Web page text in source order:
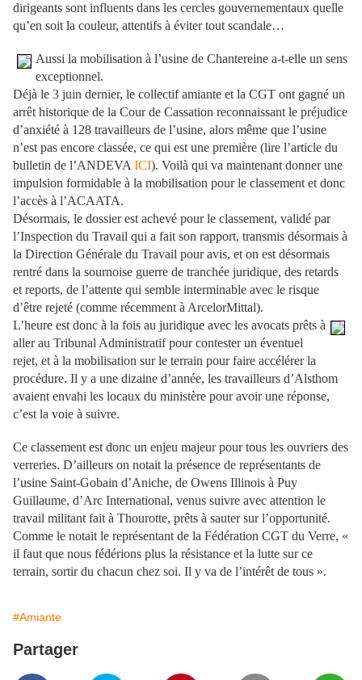
dirigeants sont influents dans les cercles gouvernementaux quelle
qu’en soit la couleur, attentifs à éviter tout scandale…
Aussi la mobilisation à l’usine de Chantereine a-t-elle un sens
exceptionnel.
Déjà le 3 juin dernier, le collectif amiante et la CGT ont gagné un
arrêt historique de la Cour de Cassation reconnaissant le préjudice
d’anxiété à 128 travailleurs de l’usine, alors même que l’usine
n’est pas encore classée, ce qui est une première (lire l’article du
bulletin de l’ANDEVA ICI). Voilà qui va maintenant donner une
impulsion formidable à la mobilisation pour le classement et donc
l’accès à l’ACAATA.
Désormais, le dossier est achevé pour le classement, validé par
l’Inspection du Travail qui a fait son rapport, transmis désormais à
la Direction Générale du Travail pour avis, et on est désormais
rentré dans la sournoise guerre de tranchée juridique, des retards
et reports, de l’attente qui semble interminable avec le risque
d’être rejeté (comme récemment à ArcelorMittal).
L’heure est donc à la fois au juridique avec les avocats prêts à
aller au Tribunal Administratif pour contester un éventuel
rejet, et à la mobilisation sur le terrain pour faire accélérer la
procédure. Il y a une dizaine d’année, les travailleurs d’Alsthom
avaient envahi les locaux du ministère pour avoir une réponse,
c’est la voie à suivre.
Ce classement est donc un enjeu majeur pour tous les ouvriers des
verreries. D’ailleurs on notait la présence de représentants de
l’usine Saint-Gobain d’Aniche, de Owens Illinois à Puy
Guillaume, d’Arc International, venus suivre avec attention le
travail militant fait à Thourotte, prêts à sauter sur l’opportunité.
Comme le notait le représentant de la Fédération CGT du Verre, «
il faut que nous fédérions plus la résistance et la lutte sur ce
terrain, sortir du chacun chez soi. Il y va de l’intérêt de tous ».
#Amiante
Partager